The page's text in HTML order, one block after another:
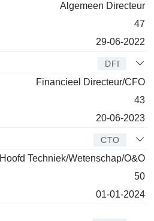
Algemeen Directeur
47
29-06-2022
DFI
Financieel Directeur/CFO
43
20-06-2023
CTO
Hoofd Techniek/Wetenschap/O&O
50
01-01-2024